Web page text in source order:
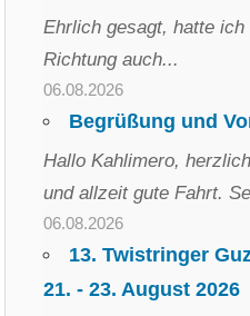
Ehrlich gesagt, hatte
Richtung auch...
06.08.2026
Begrüßung und
Hallo Kahlimero,
und allzeit gute Fahrt.
06.08.2026
13. Twistringer
21. - 23. August 2026